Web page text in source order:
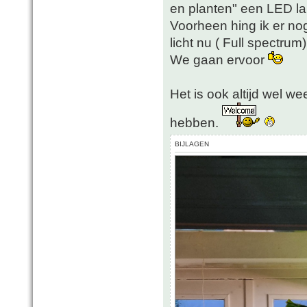
en planten" een LED
Voorheen hing ik er
licht nu ( Full
We gaan ervoor
Het is ook altijd wel
hebben.
BIJLAGEN